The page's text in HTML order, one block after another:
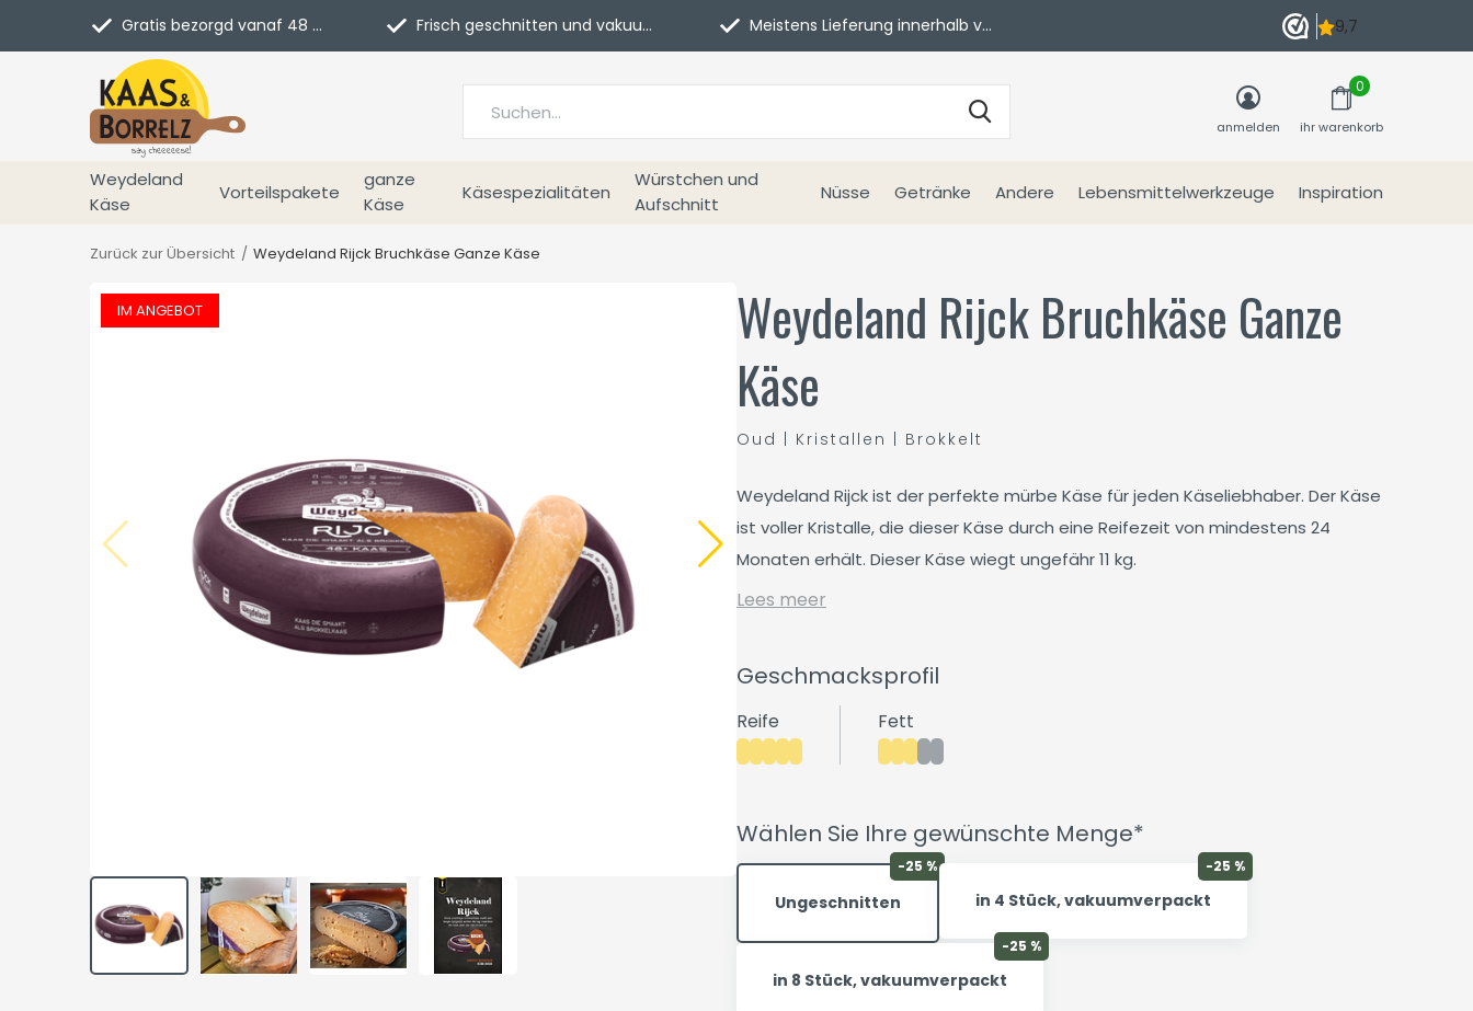
Weydeland
Käse
Vorteilspakete
ganze
Käse
Käsespezialitäten
Würstchen und
Aufschnitt
Nüsse Getränke Andere Lebensmittelwerkzeuge Inspiration
anmelden ihr warenkorb
0
Gratis bezorgd vanaf 48 euro in NL Frisch geschnitten und vakuumverpackt. Meistens Lieferung innerhalb von 3 Tagen
Zurück zur Übersicht Weydeland Rijck Bruchkäse Ganze Käse
IM ANGEBOT
Weydeland Rijck Bruchkäse Ganze
Käse
Oud | Kristallen | Brokkelt
Weydeland Rijck ist der perfekte mürbe Käse für jeden Käseliebhaber. Der Käse
ist voller Kristalle, die dieser Käse durch eine Reifezeit von mindestens 24
Monaten erhält. Dieser Käse wiegt ungefähr 11 kg.
Lees meer
Geschmacksprofil
Reife Fett
Wählen Sie Ihre gewünschte Menge*
-25 %
Ungeschnitten
-25 %
in 4 Stück, vakuumverpackt
-25 %
in 8 Stück, vakuumverpackt